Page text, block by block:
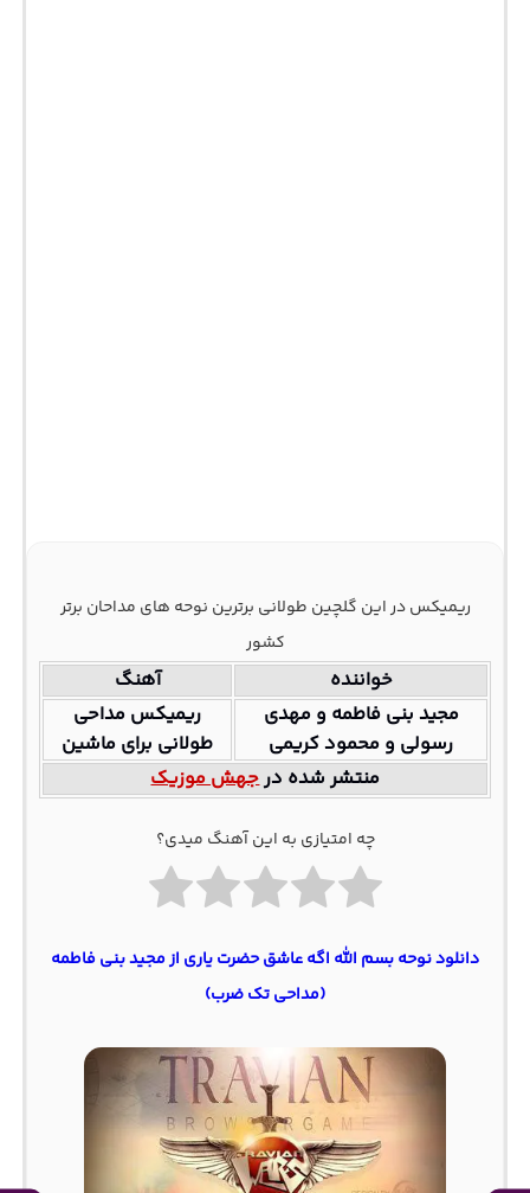
ریمیکس در این گلچین طولانی برترین نوحه های مداحان برتر
کشور
خواننده
آهنگ
مجید بنی فاطمه و مهدی
رسولی و محمود کریمی
ریمیکس مداحی
طولانی برای ماشین
منتشر شده درجهش موزیک
چه امتیازی به این آهنگ میدی؟
دانلود نوحه بسم الله اگه عاشق حضرت یاری از مجید بنی فاطمه
(مداحی تک ضرب)